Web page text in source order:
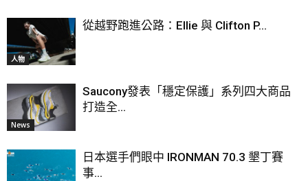
人物
從越野跑進公路：Ellie 與 Clifton P...
News
Saucony發表「穩定保護」系列四大商品
打造全...
日本選手們眼中 IRONMAN 70.3 墾丁賽
事...